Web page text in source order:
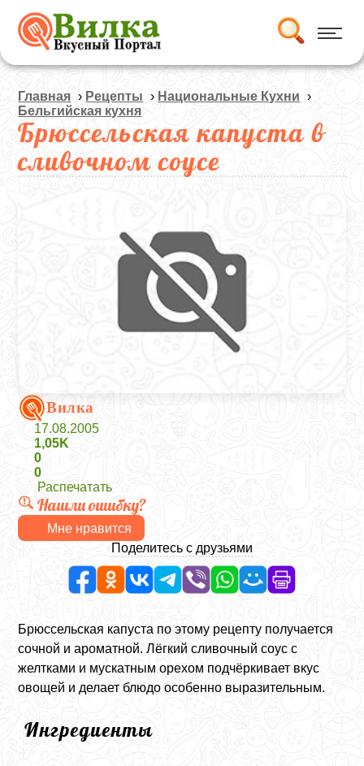
Главная › Рецепты › Национальные Кухни ›
Бельгийская кухня
Брюссельская капуста в
сливочном соусе
Вилка
17.08.2005
1,05K
0
0
Распечатать
Нашли ошибку?
Мне нравится
Поделитесь с друзьями
Брюссельская капуста по этому рецепту получается
сочной и ароматной. Лёгкий сливочный соус с
желтками и мускатным орехом подчёркивает вкус
овощей и делает блюдо особенно выразительным.
Ингредиенты